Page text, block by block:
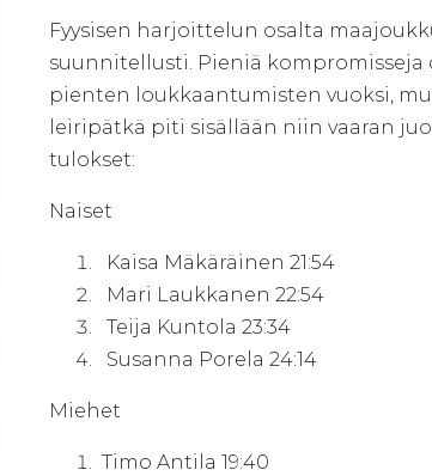
Fyysisen harjoittelun osalta
suunnitellusti. Pieniä
pienten loukkaantumisten vuoksi,
leiripätkä piti sisällään niin vaaran
tulokset:
Naiset
Kaisa Mäkäräinen 21:54
Mari Laukkanen 22:54
Teija Kuntola 23:34
Susanna Porela 24:14
Miehet
Timo Antila 19:40